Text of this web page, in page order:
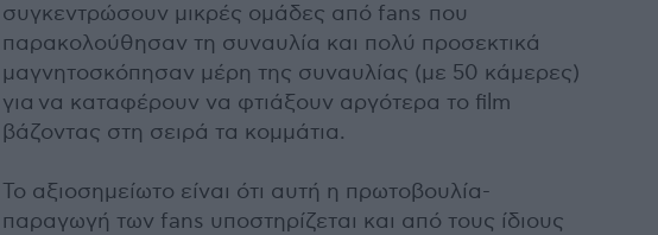
συγκεντρώσουν μικρές ομάδες από fans που
παρακολούθησαν τη συναυλία και πολύ προσεκτικά
μαγνητοσκόπησαν μέρη της συναυλίας (με 50 κάμερες)
για να καταφέρουν να φτιάξουν αργότερα το film
βάζοντας στη σειρά τα κομμάτια.
Το αξιοσημείωτο είναι ότι αυτή η πρωτοβουλία-
παραγωγή των fans υποστηρίζεται και από τους ίδιους